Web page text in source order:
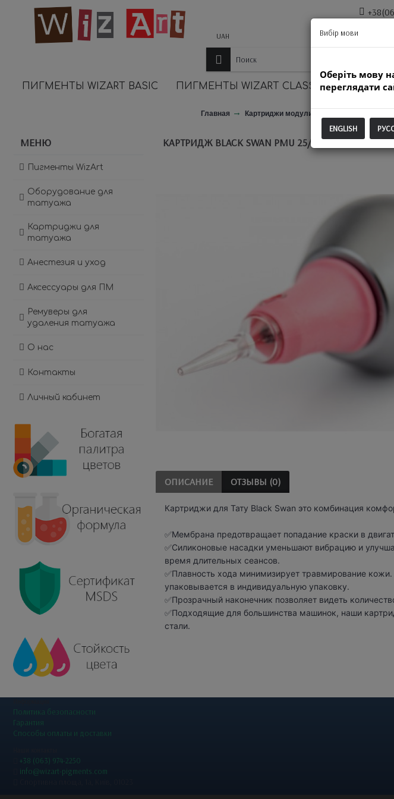
UAH
ПИГМЕНТЫ WIZART BASIC ПИГМЕНТЫ WIZART CLASSIC
Главная Картриджи модули DEFENDERR BLACK
МЕНЮ
Пигменты WizArt
Оборудование для
татуажа
Картриджи для
татуажа
Анестезия и уход
Аксессуары для ПМ
Ремуверы для
удаления татуажа
О нас
Контакты
Личный кабинет
КАРТРИДЖ BLACK SWAN PMU 25/03 RSMT 1 ШТ
ОПИСАНИЕ ОТЗЫВЫ (0)
Картриджи для Тату Black Swan это комбинация
✅Мембрана предотвращает попадание краски в
✅Силиконовые насадки уменьшают вибрацию и
время длительных сеансов.
✅Плавность хода минимизирует травмирование
упаковывается в индивидуальную упаковку.
✅Прозрачный наконечник позволяет видеть
✅Подходящие для большинства машинок, наши
стали.
Политика безопасности
Гарантия
Способы оплаты и доставки
+38 (063) 974-2250
info@wizart-pigments.com
Вибір мови
Оберіть мову
переглядати
ENGLISH